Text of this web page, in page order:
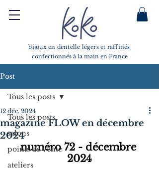
bijoux en dentelle légers et raffinés
confectionnés à la main en France
Post
Tous les posts
salons
points de vente
ateliers
Tous les posts
magazine FLOW en décembre
2024
12 déc. 2024
numéro 72 - décembre
2024